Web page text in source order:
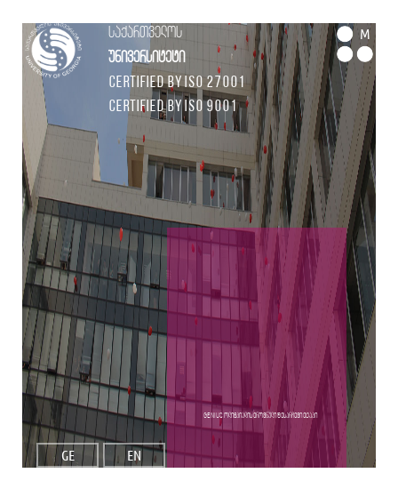
საქართველოს
უნივერსიტეტი
Certified by ISO 27001
Certified by ISO 9001
M
GE EN
GENIUS ოლიმპიადის ეროვნული შესარჩევი ეტაპი